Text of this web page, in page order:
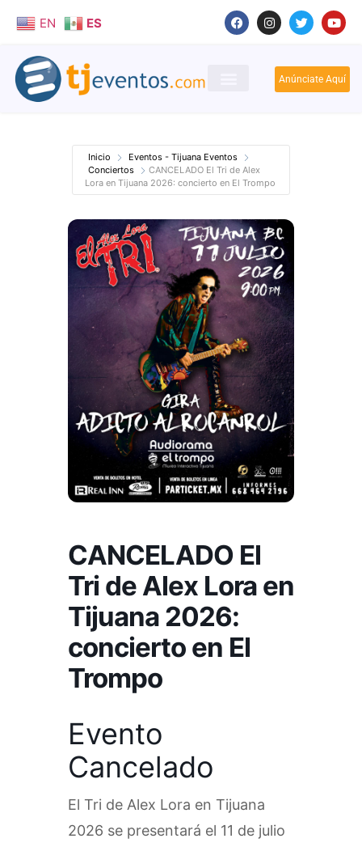
EN ES
Anúnciate Aquí
Inicio
Eventos - Tijuana Eventos
Conciertos
CANCELADO El Tri de Alex
Lora en Tijuana 2026: concierto en El Trompo
CANCELADO El
Tri de Alex Lora en
Tijuana 2026:
concierto en El
Trompo
Evento
Cancelado
El Tri de Alex Lora en Tijuana
2026 se presentará el 11 de julio